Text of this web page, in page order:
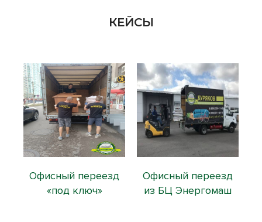
КЕЙСЫ
Офисный переезд
«под ключ»
Офисный переезд
из БЦ Энергомаш